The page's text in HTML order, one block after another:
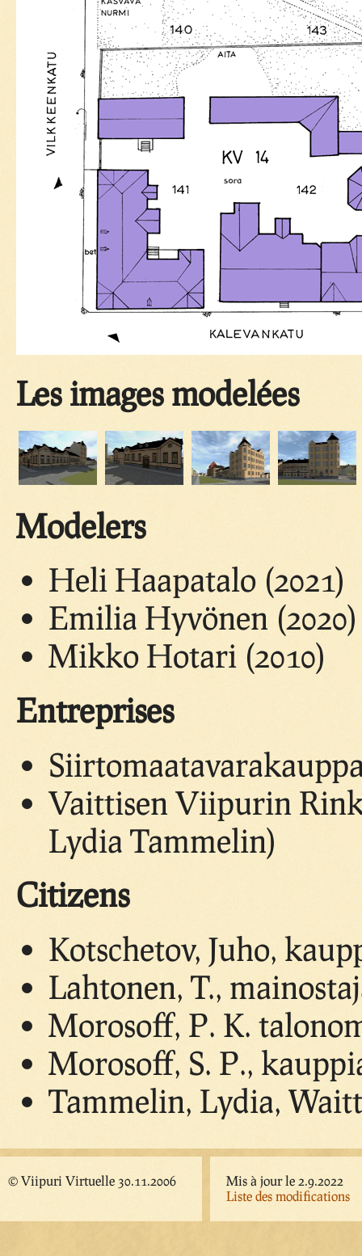
Les images modelées
Modelers
Heli Haapatalo (2021)
Emilia Hyvönen (2020)
Mikko Hotari (2010)
Entreprises
Vaittisen Viipurin
Lydia Tammelin)
Citizens
Kotschetov, Juho,
Lahtonen, T.,
Morosoff, P. K.
Morosoff, S. P.,
Tammelin, Lydia,
© Viipuri Virtuelle 30.11.2006
Mis à jour le 2.9.2022
Liste des modifications